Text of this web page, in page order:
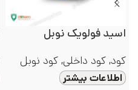
اسید فولویک نوبل
کود,کود داخلی,کود نوبل
اطلاعات بیشتر